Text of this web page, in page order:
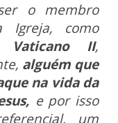
o membro
Igreja, como
Vaticano II,
alguém que
na vida da
e por isso
um